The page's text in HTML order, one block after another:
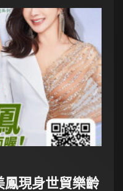
鳳現身世貿樂齡